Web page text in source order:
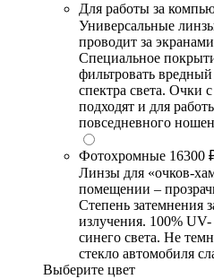
Для работы за
Универсальные
проводит за
Специальное
фильтровать вредный
спектра света. Очки
подходят и для
повседневного
Фотохромные 16300
Линзы для «очков-
помещении –
Степень затемнения
излучения. 100%
синего света. Не
стекло автомобиля
Выберите цвет